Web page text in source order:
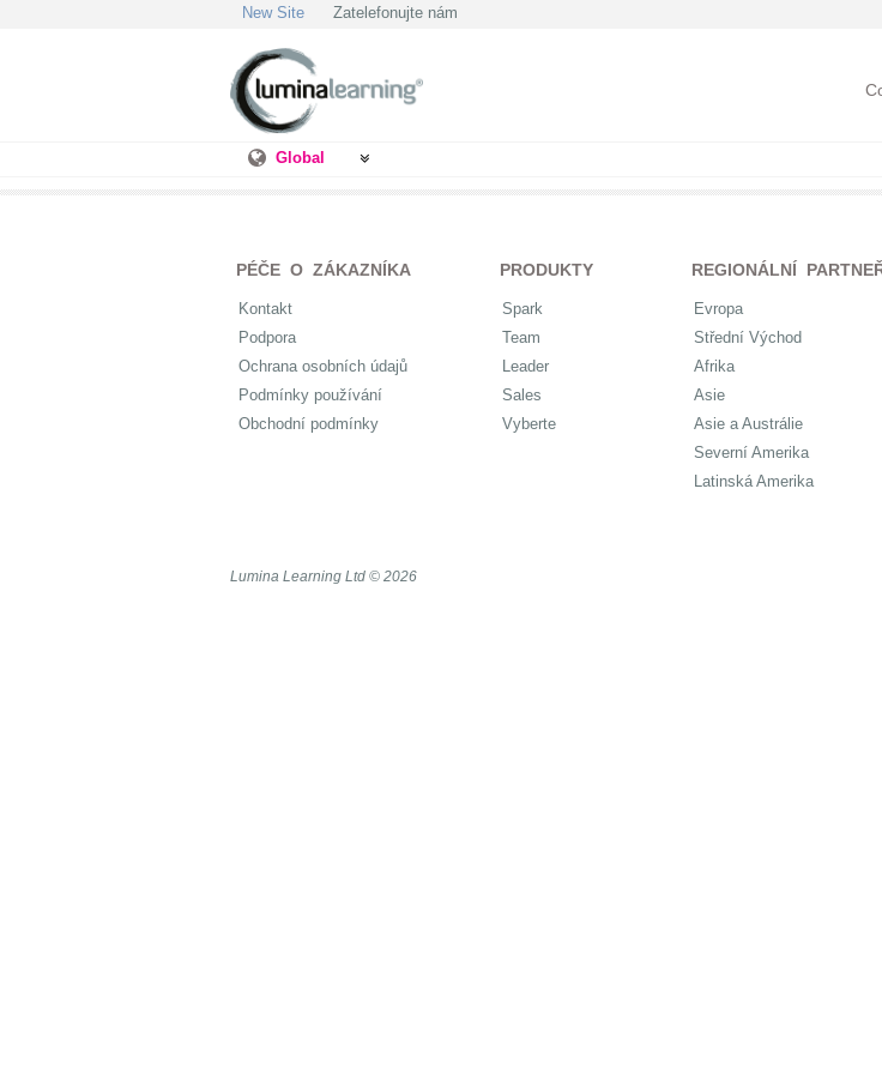
New Site Zatelefonujte nám
Global
PÉČE O ZÁKAZNÍKA
Kontakt
Podpora
Ochrana osobních údajů
Podmínky používání
Obchodní podmínky
PRODUKTY
Spark
Team
Leader
Sales
Vyberte
REGIONÁLNÍ
Evropa
Střední Východ
Afrika
Asie
Asie a Austrálie
Severní Amerika
Latinská Amerika
Lumina Learning Ltd © 2026